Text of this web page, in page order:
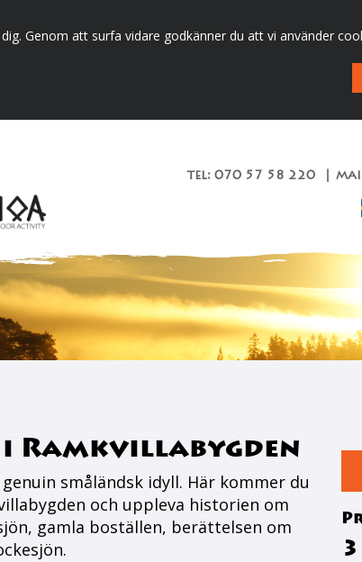
Genom att surfa vidare godkänner du att vi använder
tel: 070 57 58 220 |
småländsk idyll. Här kommer du
och uppleva historien om
gamla boställen, berättelsen om